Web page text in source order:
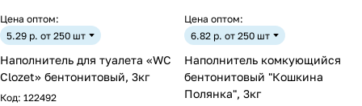
Цена оптом:
5.29 р. от 250 шт
Наполнитель для туалета «WC
Clozet» бентонитовый, 3кг
Код: 122492
Цена оптом:
6.82 р. от 250 шт
Наполнитель комкующийся
бентонитовый "Кошкина
Полянка", 3кг